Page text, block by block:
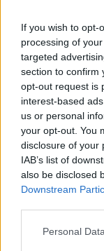
If you wish to opt-
processing of
targeted
section to confirm
opt-out request is
interest-based
us or personal
your opt-out. You
disclosure of your
IAB’s list of
also be disclosed
Downstream
Personal
reciente de
simplemente haz
Todas las
sitio web son
disponibles para
Nos encantaría
Si tienes alguna